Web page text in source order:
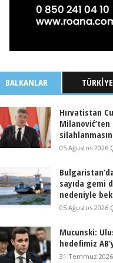
BALKANLAR TÜRKIYE
Hırvatistan
Milanović’ten
05 Ağustos 2026
sayıda gemi
nedeniyle
05 Ağustos 2026
Mucunski:
hedefimiz
31 Temmuz